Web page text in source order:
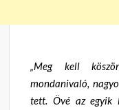
„Meg kell
mondanivaló,
tett. Övé az egyik